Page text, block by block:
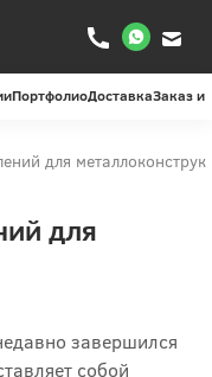
ПортфолиоДоставкаЗаказ и
для
для
завершился
собой